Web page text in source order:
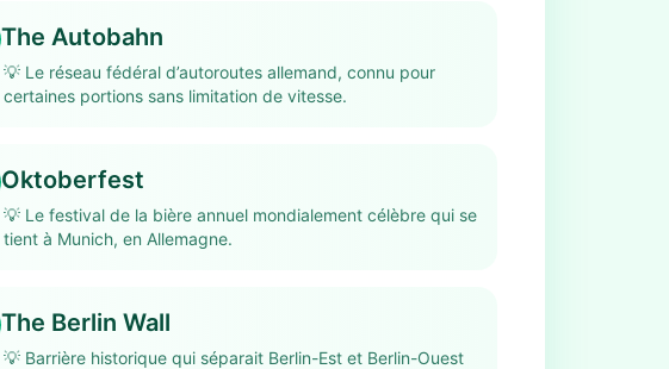
The Autobahn
💡 Le réseau fédéral d’autoroutes allemand, connu pour
certaines portions sans limitation de vitesse.
Oktoberfest
💡 Le festival de la bière annuel mondialement célèbre qui se
tient à Munich, en Allemagne.
The Berlin Wall
💡 Barrière historique qui séparait Berlin-Est et Berlin-Ouest